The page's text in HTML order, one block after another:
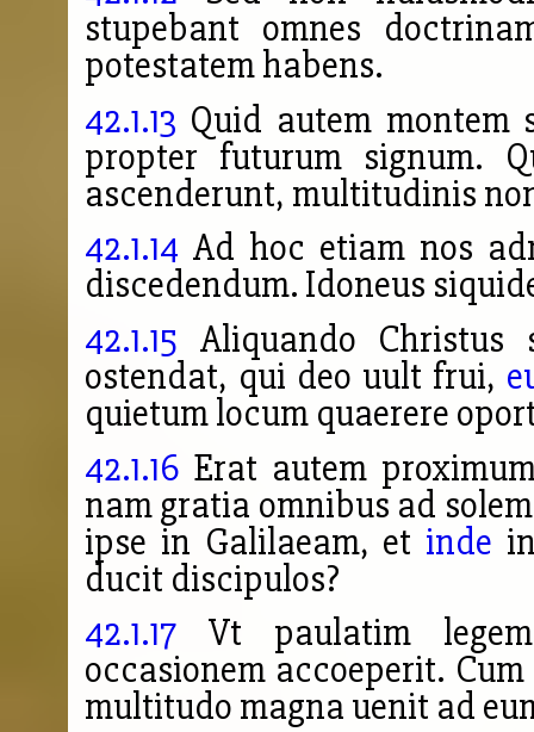
stupebant omnes
potestatemhabens.
42.1.13 Quid autem
propter futurum signum.
ascenderunt, multitudinis
42.1.14 Ad hoc etiam nos
discedendum. Idoneus
42.1.15 Aliquando
ostendat, qui deo uult frui,
quietum locum quaerere
42.1.16 Erat autem
nam gratia omnibus ad
ipse in Galilaeam, et inde
ducit discipulos?
42.1.17Vt paulatim
occasionem accoeperit.
multitudo magna uenit ad